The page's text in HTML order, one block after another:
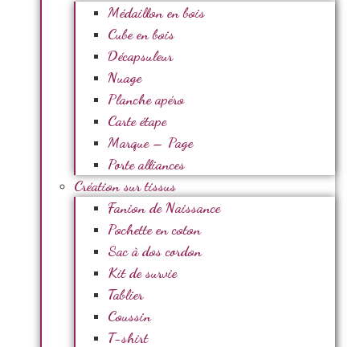
Médaillon en bois
Cube en bois
Décapsuleur
Nuage
Planche apéro
Carte étape
Marque – Page
Porte alliances
Création sur tissus
Fanion de Naissance
Pochette en coton
Sac à dos cordon
Kit de survie
Tablier
Coussin
T-shirt